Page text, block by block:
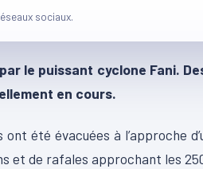
sociaux.
le puissant cyclone Fani.
en cours.
été évacuées à l’approche
et de rafales approchant les